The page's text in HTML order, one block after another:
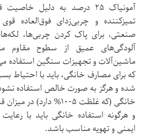
آمونیاک ۲۵ درصد به دلیل
تمیزکننده و چربی‌زدای فوق‌العاده
صنعتی، برای پاک کردن چربی‌ها،
آلودگی‌های عمیق از سطوح مقاوم
ماشین‌آلات و تجهیزات سنگین استفاده
که برای مصارف خانگی، باید با احتیاط
شده و هرگز به صورت خالص استفاده
خانگی (که غلظت ۵-۱۰%
و هرگونه استفاده خانگی باید با
ایمنی و تهویه مناسب باشد.